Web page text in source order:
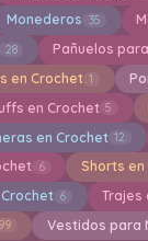
Monederos 35
28 Pañuelos
en Crochet 1
en Crochet 5
en Crochet 12
6 Shorts
6 Trajes
99 Vestidos para